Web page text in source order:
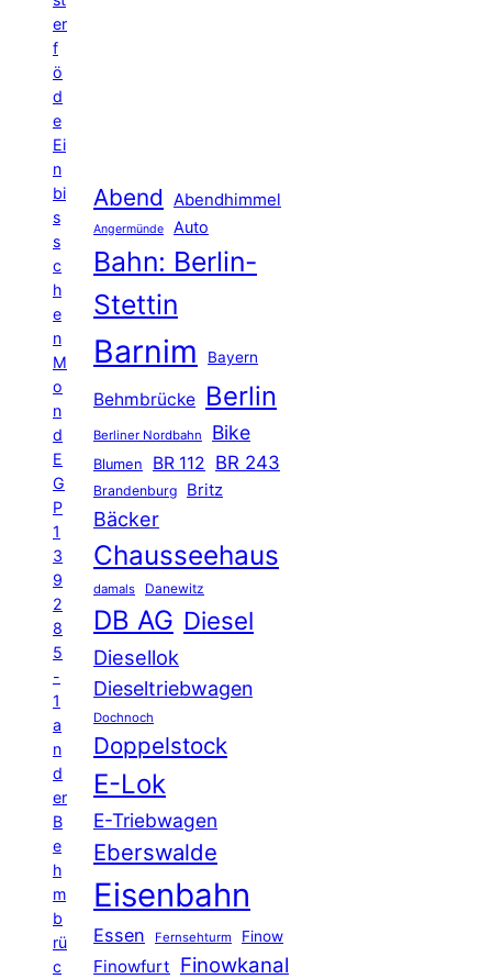
er
f
ö
d
e
Ei
n
bi
s
s
c
h
e
n
M
o
n
d
E
G
P
1
3
9
2
8
5
-
1
a
n
d
er
B
e
h
m
b
rü
c
Abend Abendhimmel
Angermünde Auto
Bahn: Berlin-
Stettin
Barnim Bayern
Behmbrücke Berlin
Berliner Nordbahn Bike
Blumen BR 112 BR 243
Brandenburg Britz
Bäcker
Chausseehaus
damals Danewitz
DB AG Diesel
Diesellok
Dieseltriebwagen
Dochnoch
Doppelstock
E-Lok
E-Triebwagen
Eberswalde
Eisenbahn
Essen Fernsehturm Finow
Finowfurt Finowkanal